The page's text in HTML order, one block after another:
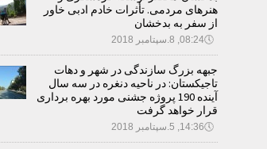
هنرهای مردمی. تأثرات خادم ادبی خاور
از سفر به بدخشان
🕔08:24, 8.سپتامبر 2018
جبهه بزرگ سازندگی در شهر و دهات
تاجیکستان: در ناحیه دنغره در سه سال
آینده 190 پروژه جشنی مورد بهره برداری
قرار خواهد گرفت
🕔14:36, 5.سپتامبر 2018